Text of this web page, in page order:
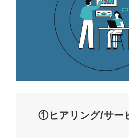
①ヒアリング/サー